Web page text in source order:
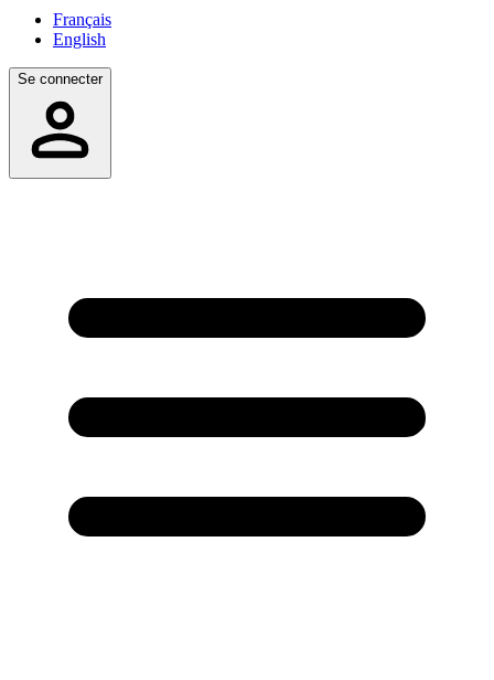
Français
English
Se connecter